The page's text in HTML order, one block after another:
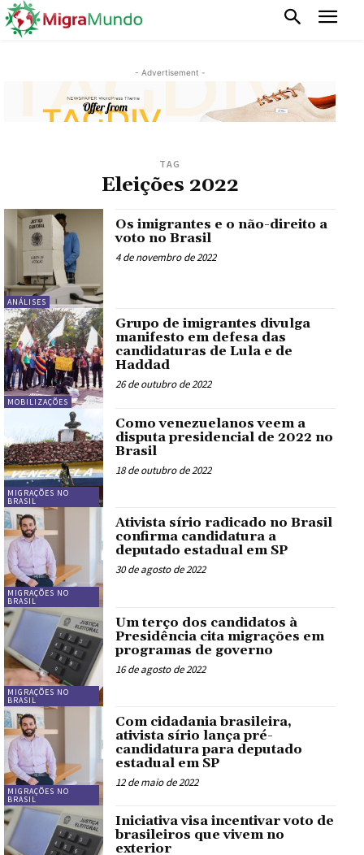
- Advertisement -
TAG
Eleições 2022
ANÁLISES
Os imigrantes e o não-direito a
voto no Brasil
4 de novembro de 2022
MOBILIZAÇÕES
Grupo de imigrantes divulga
manifesto em defesa das
candidaturas de Lula e de
Haddad
26 de outubro de 2022
MIGRAÇÕES NO
BRASIL
Como venezuelanos veem a
disputa presidencial de 2022 no
Brasil
18 de outubro de 2022
MIGRAÇÕES NO
BRASIL
Ativista sírio radicado no Brasil
confirma candidatura a
deputado estadual em SP
30 de agosto de 2022
MIGRAÇÕES NO
BRASIL
Um terço dos candidatos à
Presidência cita migrações em
programas de governo
16 de agosto de 2022
MIGRAÇÕES NO
BRASIL
Com cidadania brasileira,
ativista sírio lança pré-
candidatura para deputado
estadual em SP
12 de maio de 2022
Iniciativa visa incentivar voto de
brasileiros que vivem no
exterior